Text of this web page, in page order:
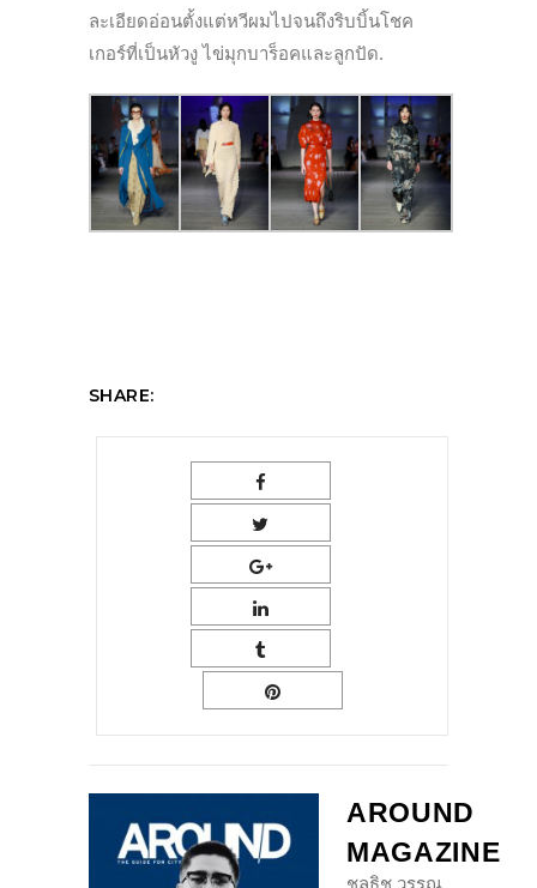
ละเอียดอ่อนตั้งแต่หวีผมไปจนถึงริบบิ้นโชค
เกอร์ที่เป็นหัวงู ไข่มุกบาร็อคและลูกปัด.
SHARE:
AROUND
MAGAZINE